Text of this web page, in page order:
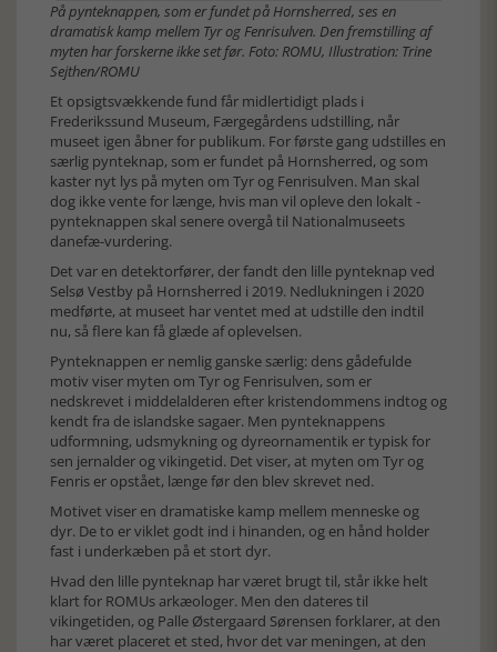
På pynteknappen, som er fundet på Hornsherred, ses en
dramatisk kamp mellem Tyr og Fenrisulven. Den fremstilling af
myten har forskerne ikke set før. Foto: ROMU, Illustration: Trine
Sejthen/ROMU
Et opsigtsvækkende fund får midlertidigt plads i
Frederikssund Museum, Færgegårdens udstilling, når
museet igen åbner for publikum. For første gang udstilles en
særlig pynteknap, som er fundet på Hornsherred, og som
kaster nyt lys på myten om Tyr og Fenrisulven. Man skal
dog ikke vente for længe, hvis man vil opleve den lokalt -
pynteknappen skal senere overgå til Nationalmuseets
danefæ-vurdering.
Det var en detektorfører, der fandt den lille pynteknap ved
Selsø Vestby på Hornsherred i 2019. Nedlukningen i 2020
medførte, at museet har ventet med at udstille den indtil
nu, så flere kan få glæde af oplevelsen.
Pynteknappen er nemlig ganske særlig: dens gådefulde
motiv viser myten om Tyr og Fenrisulven, som er
nedskrevet i middelalderen efter kristendommens indtog og
kendt fra de islandske sagaer. Men pynteknappens
udformning, udsmykning og dyreornamentik er typisk for
sen jernalder og vikingetid. Det viser, at myten om Tyr og
Fenris er opstået, længe før den blev skrevet ned.
Motivet viser en dramatiske kamp mellem menneske og
dyr. De to er viklet godt ind i hinanden, og en hånd holder
fast i underkæben på et stort dyr.
Hvad den lille pynteknap har været brugt til, står ikke helt
klart for ROMUs arkæologer. Men den dateres til
vikingetiden, og Palle Østergaard Sørensen forklarer, at den
har været placeret et sted, hvor det var meningen, at den